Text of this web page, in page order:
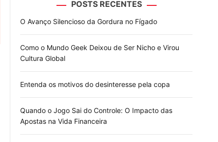
o
e
POSTS RECENTES
O Avanço Silencioso da Gordura no Fígado
Como o Mundo Geek Deixou de Ser Nicho e Virou
Cultura Global
Entenda os motivos do desinteresse pela copa
Quando o Jogo Sai do Controle: O Impacto das
Apostas na Vida Financeira